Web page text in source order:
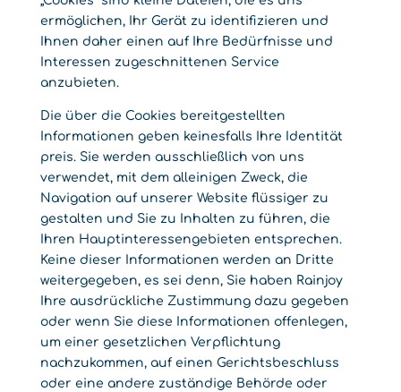
ermöglichen, Ihr Gerät zu identifizieren und
Ihnen daher einen auf Ihre Bedürfnisse und
Interessen zugeschnittenen Service
anzubieten.
Die über die Cookies bereitgestellten
Informationen geben keinesfalls Ihre Identität
preis. Sie werden ausschließlich von uns
verwendet, mit dem alleinigen Zweck, die
Navigation auf unserer Website flüssiger zu
gestalten und Sie zu Inhalten zu führen, die
Ihren Hauptinteressengebieten entsprechen.
Keine dieser Informationen werden an Dritte
weitergegeben, es sei denn, Sie haben Rainjoy
Ihre ausdrückliche Zustimmung dazu gegeben
oder wenn Sie diese Informationen offenlegen,
um einer gesetzlichen Verpflichtung
nachzukommen, auf einen Gerichtsbeschluss
oder eine andere zuständige Behörde oder